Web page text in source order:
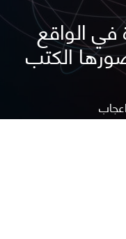
في الواقع
الكتب
اعجاب